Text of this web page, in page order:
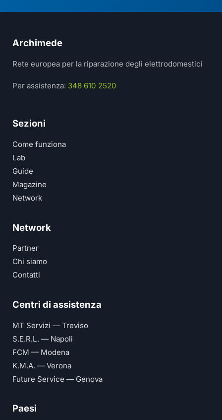
Archimede
Rete europea per la riparazione degli elettrodomestici
Per assistenza: 348 610 2520
Sezioni
Come funziona
Lab
Guide
Magazine
Network
Network
Partner
Chi siamo
Contatti
Centri di assistenza
MT Servizi — Treviso
S.E.R.L. — Napoli
FCM — Modena
K.M.A. — Verona
Future Service — Genova
Paesi